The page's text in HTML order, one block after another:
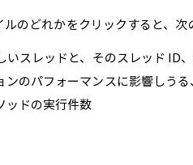
のどれかをクリックすると、次
いスレッドと、そのスレッド ID
ンのパフォーマンスに影響しう
ッドの実行件数